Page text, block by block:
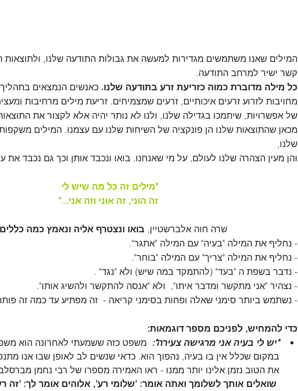
המילים שאנו משתמשים מגדירות למעשה את גבולות התודעה שלנו, ולתוצאות
קשר ישיר למרחב התודעה.
כל מילה מדוברת כמוה כזריעת זרע בתודעה שלנו. כאנשים הנמצאים
מחויבות לזרוע זרעים איכותיים, זרעים שמצמיחים. זריעת מילים מרחיבות
של אפשרויות, שיתמכו בגדילה שלנו, ולנו לא נותר יהיה אלא לקצור את
מכאן שהתוצאות שלנו הן פונקציה של השיחות שלנו עם עצמנו. המילים
שלנו,
והן מעין הצהרה שלנו לעולם, על מי שאנחנו. בואו ונכבד אותן וכך גם נכבד את
"מילים זה כל מה שיש לי
שרה חוה אלברשטיין, בואו ונצטרף אליה ונאמץ כמה
- נחליף את המילה "בעיה" עם המילה "אתגר".
- נחליף את המילה "צריך" עם המילה "בוחר".
- נדבר בשפת ה "בעד" (להתמקד במה שיש) ולא "נגד" .
- נצהיר "אני מתקשר ומדבר איתו",  ולא "אנסה להתקשר ולהשיג אותו".
- נשתמש ביותר סימני שאלה ופחות בסימני קריאה -  זה מפתיע עד כמה זה
כדי להמחיש, לפניכם מספר דוגמאות:
"יש לי בעיה אני מרגישה צעירה": משפט כזה ששמעתי לאחרונה הוא
במקום שכלל אין בו בעיה, נהפוך הוא. כדאי שנשים לב לאופן שבו אנו
את הטוב נזמן אלינו יותר ממנו - ראו האמירה מספרו של רבי נחמן
שואלים אותך לשלומך ואתה אומר: 'שלומי רע', אלוהים אומר לך: 'זה